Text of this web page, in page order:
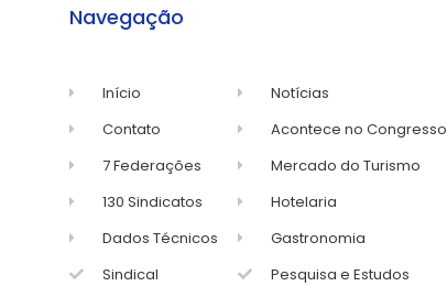
Navegação
Início
Contato
7 Federações
130 Sindicatos
Dados Técnicos
Sindical
Notícias
Acontece no Congresso
Mercado do Turismo
Hotelaria
Gastronomia
Pesquisa e Estudos